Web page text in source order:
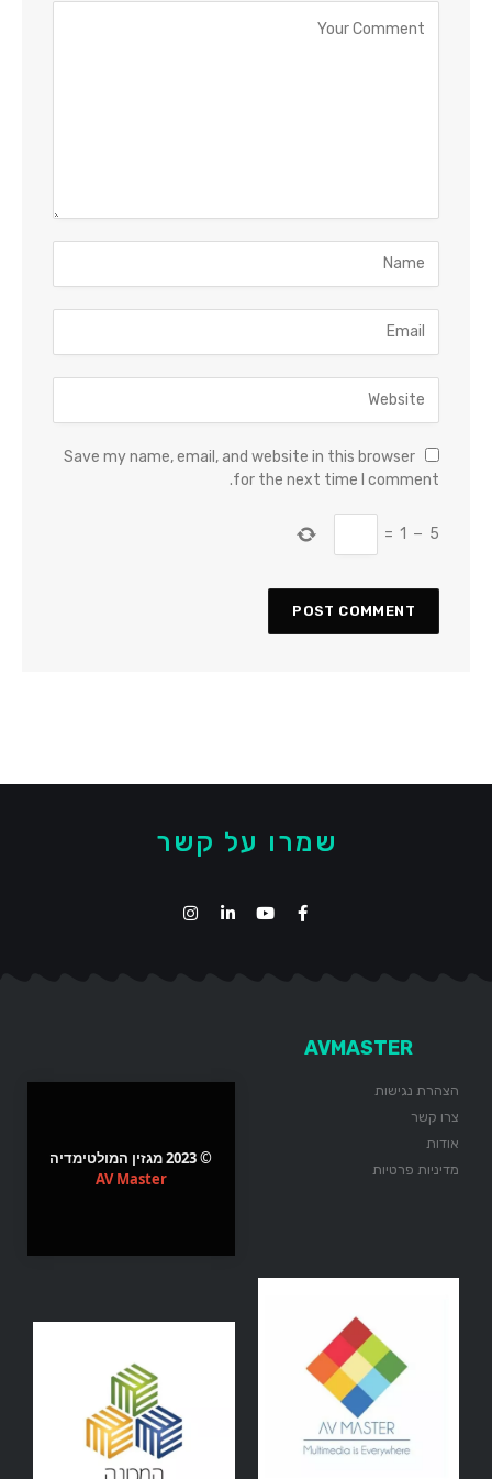
Save my name, email, and website in this browser
for the next time I comment.
5
−
1
=
שמרו על קשר
AVMASTER
הצהרת נגישות
צרו קשר
אודות
מדיניות פרטיות
© 2023 מגזין המולטימדיה
AV Master